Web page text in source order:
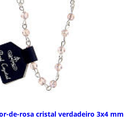
de-rosa cristal verdadeiro 3x4 mm